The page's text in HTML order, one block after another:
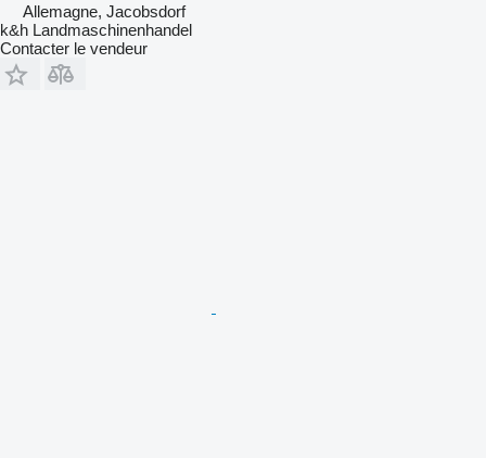
Allemagne, Jacobsdorf
k&h Landmaschinenhandel
Contacter le vendeur